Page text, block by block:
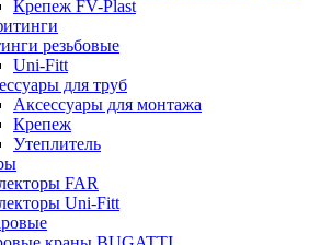
Крепеж FV-Plast
резьбовые
Uni-Fitt
для труб
Аксессуары для монтажа
Крепеж
Утеплитель
FAR
Uni-Fitt